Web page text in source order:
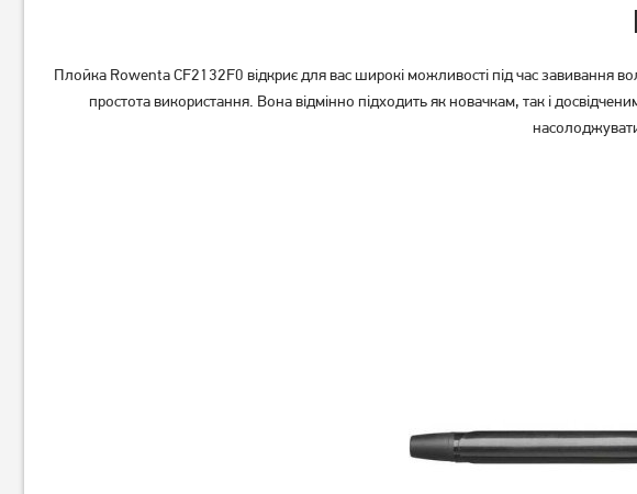
479грн 729грн
Rowenta SF
2 649грн
409грн
Плойка Rowenta CF2132F0 відкриє для вас широкі можливості під час завивання
простота використання. Вона відмінно підходить як новачкам, так і